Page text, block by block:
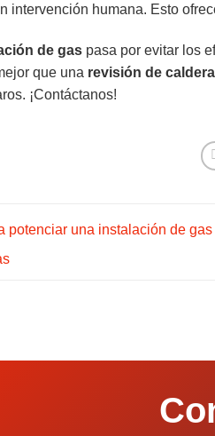
intervención humana. Esto
de gas pasa por evitar los
que una revisión de caldera
¡Contáctanos!
potenciar una instalación de